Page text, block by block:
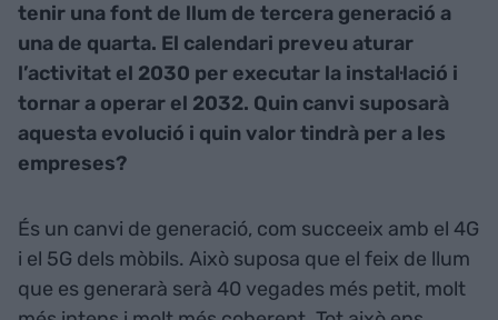
tenir una font de llum de tercera generació a
una de quarta. El calendari preveu aturar
l’activitat el 2030 per executar la instal·lació i
tornar a operar el 2032. Quin canvi suposarà
aquesta evolució i quin valor tindrà per a les
empreses?
És un canvi de generació, com succeeix amb el 4G
i el 5G dels mòbils. Això suposa que el feix de llum
que es generarà serà 40 vegades més petit, molt